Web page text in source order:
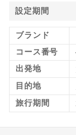
設定期間
ブランド
コース番号
出発地
目的地
旅行期間
ご夫婦限定
女性限定
年齢制限あり
航空会社指定